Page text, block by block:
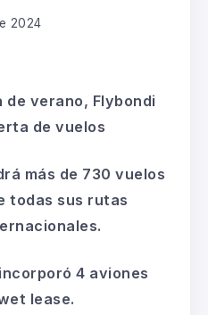
2024
de verano, Flybondi
de vuelos
más de 730 vuelos
todas sus rutas
4 aviones
lease.